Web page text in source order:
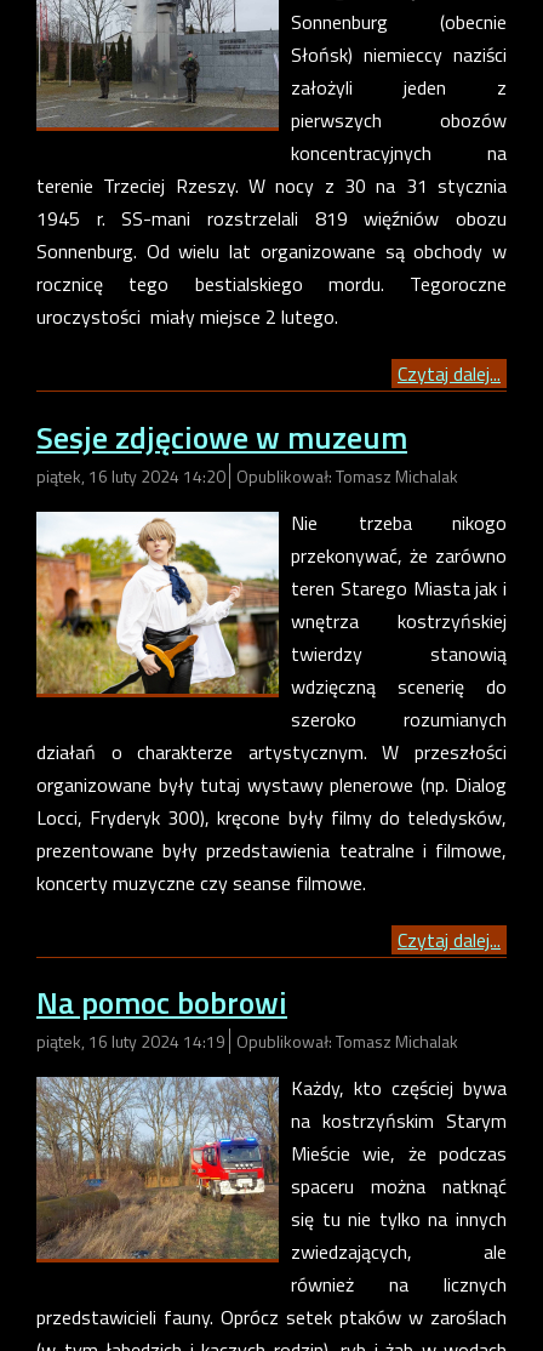
Sonnenburg (obecnie
Słońsk) niemieccy naziści
założyli jeden z
pierwszych obozów
koncentracyjnych na
terenie Trzeciej Rzeszy. W nocy z 30 na 31 stycznia
1945 r. SS-mani rozstrzelali 819 więźniów obozu
Sonnenburg. Od wielu lat organizowane są obchody w
rocznicę tego bestialskiego mordu. Tegoroczne
uroczystości miały miejsce 2 lutego.
Czytaj dalej...
Sesje zdjęciowe w muzeum
piątek, 16 luty 2024 14:20 Opublikował: Tomasz Michalak
Nie trzeba nikogo
przekonywać, że zarówno
teren Starego Miasta jak i
wnętrza kostrzyńskiej
twierdzy stanowią
wdzięczną scenerię do
szeroko rozumianych
działań o charakterze artystycznym. W przeszłości
organizowane były tutaj wystawy plenerowe (np. Dialog
Locci, Fryderyk 300), kręcone były filmy do teledysków,
prezentowane były przedstawienia teatralne i filmowe,
koncerty muzyczne czy seanse filmowe.
Czytaj dalej...
Na pomoc bobrowi
piątek, 16 luty 2024 14:19 Opublikował: Tomasz Michalak
Każdy, kto częściej bywa
na kostrzyńskim Starym
Mieście wie, że podczas
spaceru można natknąć
się tu nie tylko na innych
zwiedzających, ale
również na licznych
przedstawicieli fauny. Oprócz setek ptaków w zaroślach